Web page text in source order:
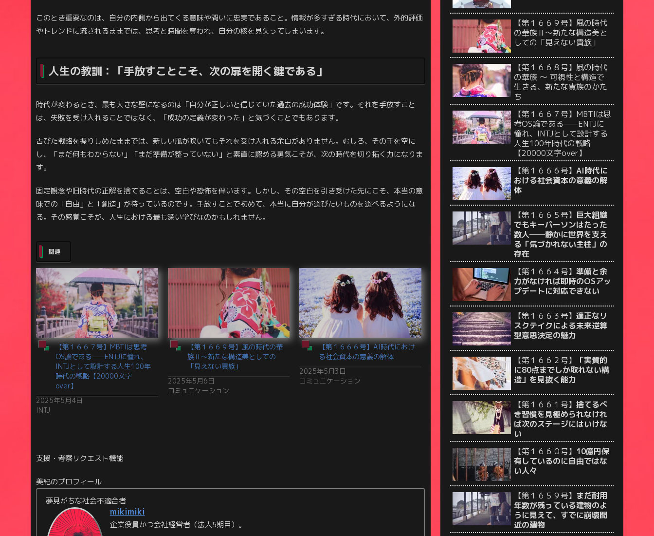
このとき重要なのは、自分の内側から出てくる意味や問いに忠実であること。情報が多すぎる時代において、外的評価
やトレンドに流されるままでは、思考と時間を奪われ、自分の核を見失ってしまいます。
人生の教訓：「手放すことこそ、次の扉を開く鍵である」
時代が変わるとき、最も大きな壁になるのは「自分が正しいと信じていた過去の成功体験」です。それを手放すこと
は、失敗を受け入れることではなく、「成功の定義が変わった」と気づくことでもあります。
古びた戦略を握りしめたままでは、新しい風が吹いてもそれを受け入れる余白がありません。むしろ、その手を空に
し、「まだ何もわからない」「まだ準備が整っていない」と素直に認める勇気こそが、次の時代を切り拓く力になりま
す。
固定観念や旧時代の正解を捨てることは、空白や恐怖を伴います。しかし、その空白を引き受けた先にこそ、本当の意
味での「自由」と「創造」が待っているのです。手放すことで初めて、本当に自分が選びたいものを選べるようにな
る。その感覚こそが、人生における最も深い学びなのかもしれません。
関連
【第１６６７号】MBTIは思考
OS論である——ENTJに憧れ、
INTJとして設計する人生100年
時代の戦略【20000文字
over】
2025年5月4日
INTJ
【第１６６９号】風の時代の華
族Ⅱ〜新たな構造美としての
「見えない貴族」
2025年5月6日
コミュニケーション
【第１６６６号】AI時代におけ
る社会資本の意義の解体
2025年5月3日
コミュニケーション
支援・考察リクエスト機能
美紀のプロフィール
夢見がちな社会不適合者
mikimiki
企業役員かつ会社経営者（法人5期目）。
【第１６６９号】風の時代
の華族Ⅱ〜新たな構造美と
しての「見えない貴族」
【第１６６８号】風の時代
の華族 〜 可視性と構造で
生きる、新たな貴族のかた
ち
【第１６６７号】MBTIは思
考OS論である——ENTJに
憧れ、INTJとして設計する
人生100年時代の戦略
【20000文字over】
【第１６６６号】 AI時代に
おける社会資本の意義の解
体
【第１６６５号】 巨大組織
でもキーパーソンはたった
数人──静かに世界を支え
る「気づかれない主柱」の
存在
【第１６６４号】 準備と余
力がなければ即時のOSアッ
プデートに対応できない
【第１６６３号】 適正なリ
スクテイクによる未来逆算
型意思決定の魅力
【第１６６２号】
「実質的
に80点までしか取れない構
造」を見抜く能力
【第１６６１号】 捨てるべ
き習慣を見極められなけれ
ば次のステージにはいけな
い
【第１６６０号】 10億円保
有しているのに自由ではな
い人々
【第１６５９号】 まだ耐用
年数が残っている建物のよ
うに見えて、すでに崩壊間
近の建物